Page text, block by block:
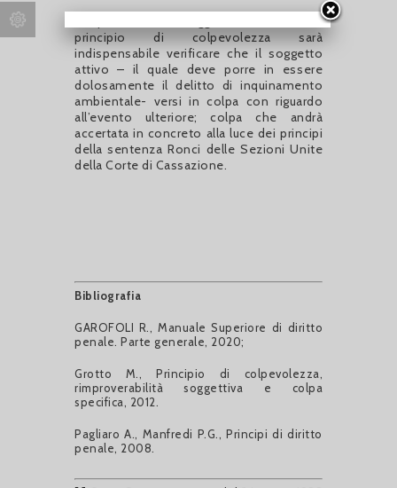
Dal punto di vista soggettivo, alla luce del
principio di colpevolezza sarà
indispensabile verificare che il soggetto
attivo – il quale deve porre in essere
dolosamente il delitto di inquinamento
ambientale- versi in colpa con riguardo
all’evento ulteriore; colpa che andrà
accertata in concreto alla luce dei principi
della sentenza Ronci delle Sezioni Unite
della Corte di Cassazione.
Bibliografia
GAROFOLI R., Manuale Superiore di diritto
penale. Parte generale, 2020;
Grotto M., Principio di colpevolezza,
rimproverabilità soggettiva e colpa
specifica, 2012.
Pagliaro A., Manfredi P.G., Principi di diritto
penale, 2008.